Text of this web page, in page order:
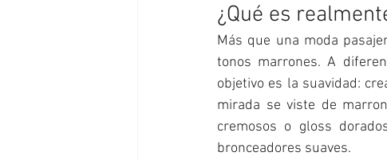
¿Qué es
Más que una moda
tonos marrones. A
objetivo es la suavidad:
mirada se viste de
cremosos o gloss
bronceadores suaves.